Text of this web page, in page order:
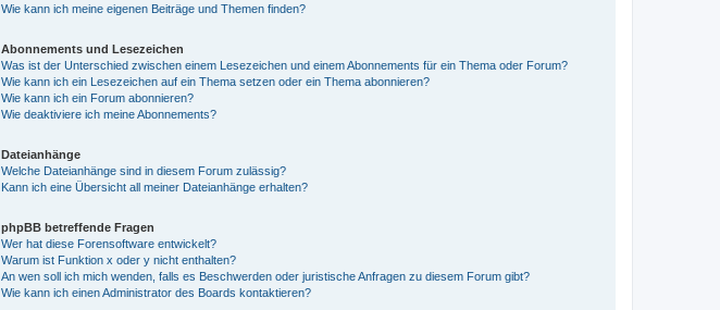
Wie kann ich meine eigenen Beiträge und Themen finden?
Abonnements und Lesezeichen
Was ist der Unterschied zwischen einem Lesezeichen und einem Abonnements für ein Thema oder Forum?
Wie kann ich ein Lesezeichen auf ein Thema setzen oder ein Thema abonnieren?
Wie kann ich ein Forum abonnieren?
Wie deaktiviere ich meine Abonnements?
Dateianhänge
Welche Dateianhänge sind in diesem Forum zulässig?
Kann ich eine Übersicht all meiner Dateianhänge erhalten?
phpBB betreffende Fragen
Wer hat diese Forensoftware entwickelt?
Warum ist Funktion x oder y nicht enthalten?
An wen soll ich mich wenden, falls es Beschwerden oder juristische Anfragen zu diesem Forum gibt?
Wie kann ich einen Administrator des Boards kontaktieren?